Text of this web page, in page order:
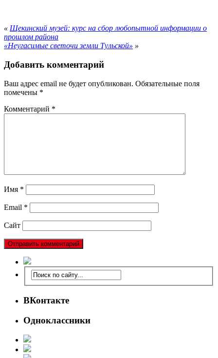
« Щекинский музей: курс на сбор любопытной информации о
прошлом района
«Неугасимые светочи земли Тульской» »
Добавить комментарий
Ваш адрес email не будет опубликован. Обязательные поля
помечены *
Комментарий *
Имя *
Email *
Сайт
ВКонтакте
Одноклассники